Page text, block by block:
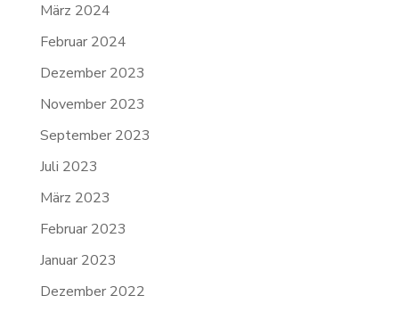
März 2024
Februar 2024
Dezember 2023
November 2023
September 2023
Juli 2023
März 2023
Februar 2023
Januar 2023
Dezember 2022